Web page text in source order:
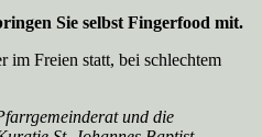
Sie selbst Fingerfood mit.
im Freien statt, bei schlechtem
und die